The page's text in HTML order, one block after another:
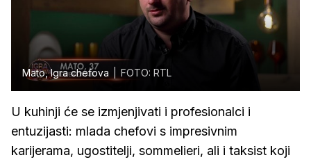
Mato, Igra chefova FOTO: RTL
U kuhinji će se izmjenjivati i profesionalci i
entuzijasti: mlada chefovi s impresivnim
karijerama, ugostitelji, sommelieri, ali i taksist koji